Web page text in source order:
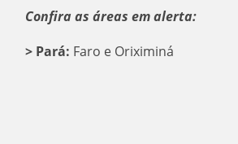
Confira as áreas em alerta:
> Pará: Faro e Oriximiná